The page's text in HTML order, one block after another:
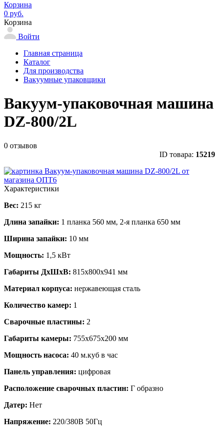
Корзина
0 руб.
Корзина
Войти
Главная страница
Каталог
Для производства
Вакуумные упаковщики
Вакуум-упаковочная машина
DZ-800/2L
0 отзывов
ID товара: 15219
Характеристики
Вес: 215 кг
Длина запайки: 1 планка 560 мм, 2-я планка 650 мм
Ширина запайки: 10 мм
Мощность: 1,5 кВт
Габариты ДхШхВ: 815х800х941 мм
Материал корпуса: нержавеющая сталь
Количество камер: 1
Сварочные пластины: 2
Габариты камеры: 755х675х200 мм
Мощность насоса: 40 м.куб в час
Панель управления: цифровая
Расположение сварочных пластин: Г образно
Датер: Нет
Напряжение: 220/380В 50Гц